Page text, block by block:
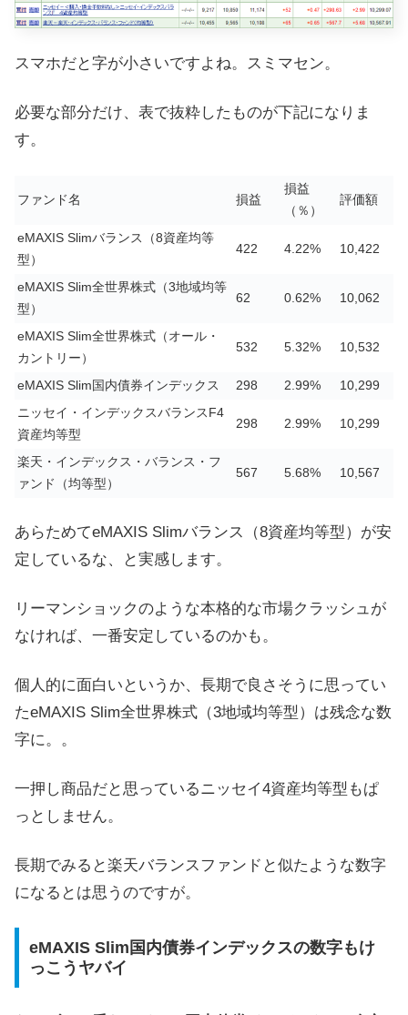
スマホだと字が小さいですよね。スミマセン。
必要な部分だけ、表で抜粋したものが下記になりま
す。
ファンド名 損益
損益
（％）
評価額
eMAXIS Slimバランス（8資産均等
型）
422 4.22% 10,422
eMAXIS Slim全世界株式（3地域均等
型）
62 0.62% 10,062
eMAXIS Slim全世界株式（オール・
カントリー）
532 5.32% 10,532
eMAXIS Slim国内債券インデックス 298 2.99%
10,299
ニッセイ・インデックスバランスF4
資産均等型
298 2.99% 10,299
楽天・インデックス・バランス・フ
ァンド（均等型）
567 5.68% 10,567
あらためてeMAXIS Slimバランス（8資産均等型）が安
定しているな、と実感します。
リーマンショックのような本格的な市場クラッシュが
なければ、一番安定しているのかも。
個人的に面白いというか、長期で良さそうに思ってい
たeMAXIS Slim全世界株式（3地域均等型）は残念な数
字に。。
一押し商品だと思っているニッセイ4資産均等型もぱ
っとしません。
長期でみると楽天バランスファンドと似たような数字
になるとは思うのですが。
eMAXIS Slim国内債券インデックスの数字もけ
っこうヤバイ